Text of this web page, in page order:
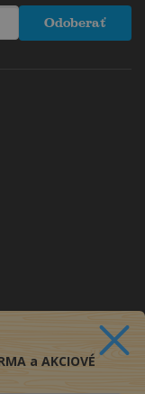
Odoberať
a AKCIOVÉ